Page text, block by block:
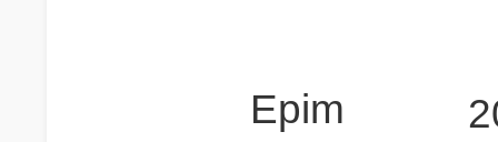
Epim